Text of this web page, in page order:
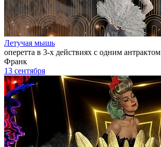
Летучая мышь
оперетта в 3-х действиях с одним антрактом
Франк
13 сентября